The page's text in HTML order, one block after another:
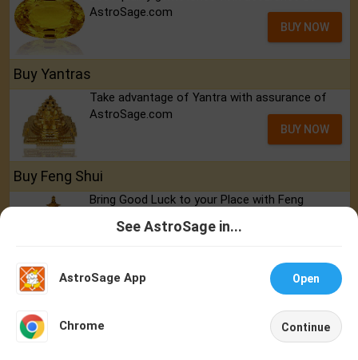
AstroSage.com
BUY NOW
Buy Yantras
Take advantage of Yantra with assurance of
AstroSage.com
BUY NOW
Buy Feng Shui
Bring Good Luck to your Place with Feng
Buy Rudraksh
BUY NOW
See AstroSage in...
AstroSage App Open
Chrome Continue
Astrologer
Home Account